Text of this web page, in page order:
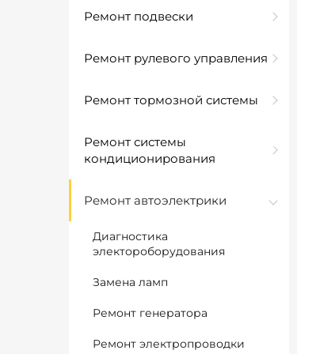
Ремонт подвески
Ремонт рулевого управления
Ремонт тормозной системы
Ремонт системы
кондиционирования
Ремонт автоэлектрики
Диагностика
электороборудования
Замена ламп
Ремонт генератора
Ремонт электропроводки